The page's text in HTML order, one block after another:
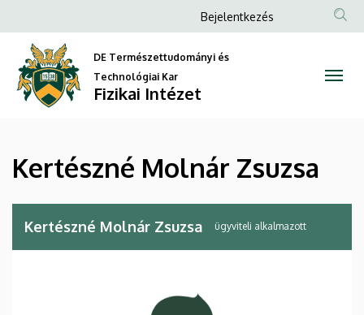
Molnár
Zsuzsa
Fizikai
Intézet
a
tartalomra
Anonim
fiók
menüje
Bejelentkezés
DE Természettudományi és
Technológiai Kar
Fizikai Intézet
Kertészné Molnár Zsuzsa
Kertészné Molnár Zsuzsa ügyviteli alkalmazott